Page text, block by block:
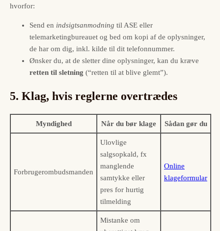
hvorfor:
Send en indsigtsanmodning til ASE eller
telemarketingbureauet og bed om kopi af de oplysninger,
de har om dig, inkl. kilde til dit telefonnummer.
Ønsker du, at de sletter dine oplysninger, kan du kræve
retten til sletning (“retten til at blive glemt”).
5. Klag, hvis reglerne overtrædes
Myndighed Når du bør klage Sådan gør du
Forbrugerombudsmanden
Ulovlige
salgsopkald, fx
manglende
samtykke eller
pres for hurtig
tilmelding
Online
klageformular
Mistanke om